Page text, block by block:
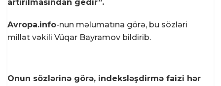
artırılmasından gedir”.
Avropa.info-nun məlumatına görə, bu sözləri
millət vəkili Vüqar Bayramov bildirib.
Onun sözlərinə görə, indeksləşdirmə faizi hər